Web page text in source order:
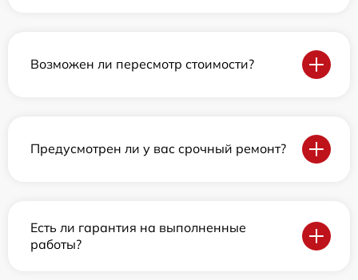
Возможен ли пересмотр стоимости?
Предусмотрен ли у вас срочный ремонт?
Есть ли гарантия на выполненные
работы?